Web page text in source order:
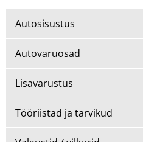
Autosisustus
Autovaruosad
Lisavarustus
Tööriistad ja tarvikud